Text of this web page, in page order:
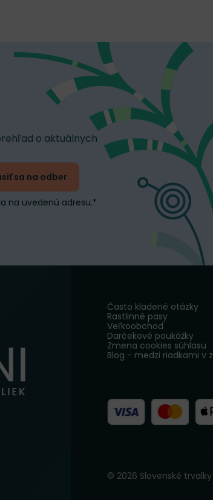
o aktuálnych
sa na odber
na uvedenú adresu.*
Často kladené otázky
Rastlinné pasy
Veľkoobchod
Darčekové poukážky
Zmena cookies súhlasu
Blog - medzi riadkami v
© 2026 Slovenské